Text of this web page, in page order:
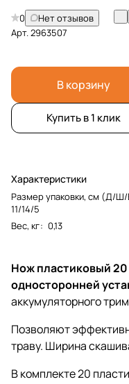
0
Нет отзывов
Арт.2963507
В корзину
Купить в 1 клик
Характеристики
Размер упаковки, см (Д/
11/14/5
Вес, кг: 0,13
Нож пластиковый
односторонней
аккумуляторного
Позволяют
траву. Ширина
В комплекте 20